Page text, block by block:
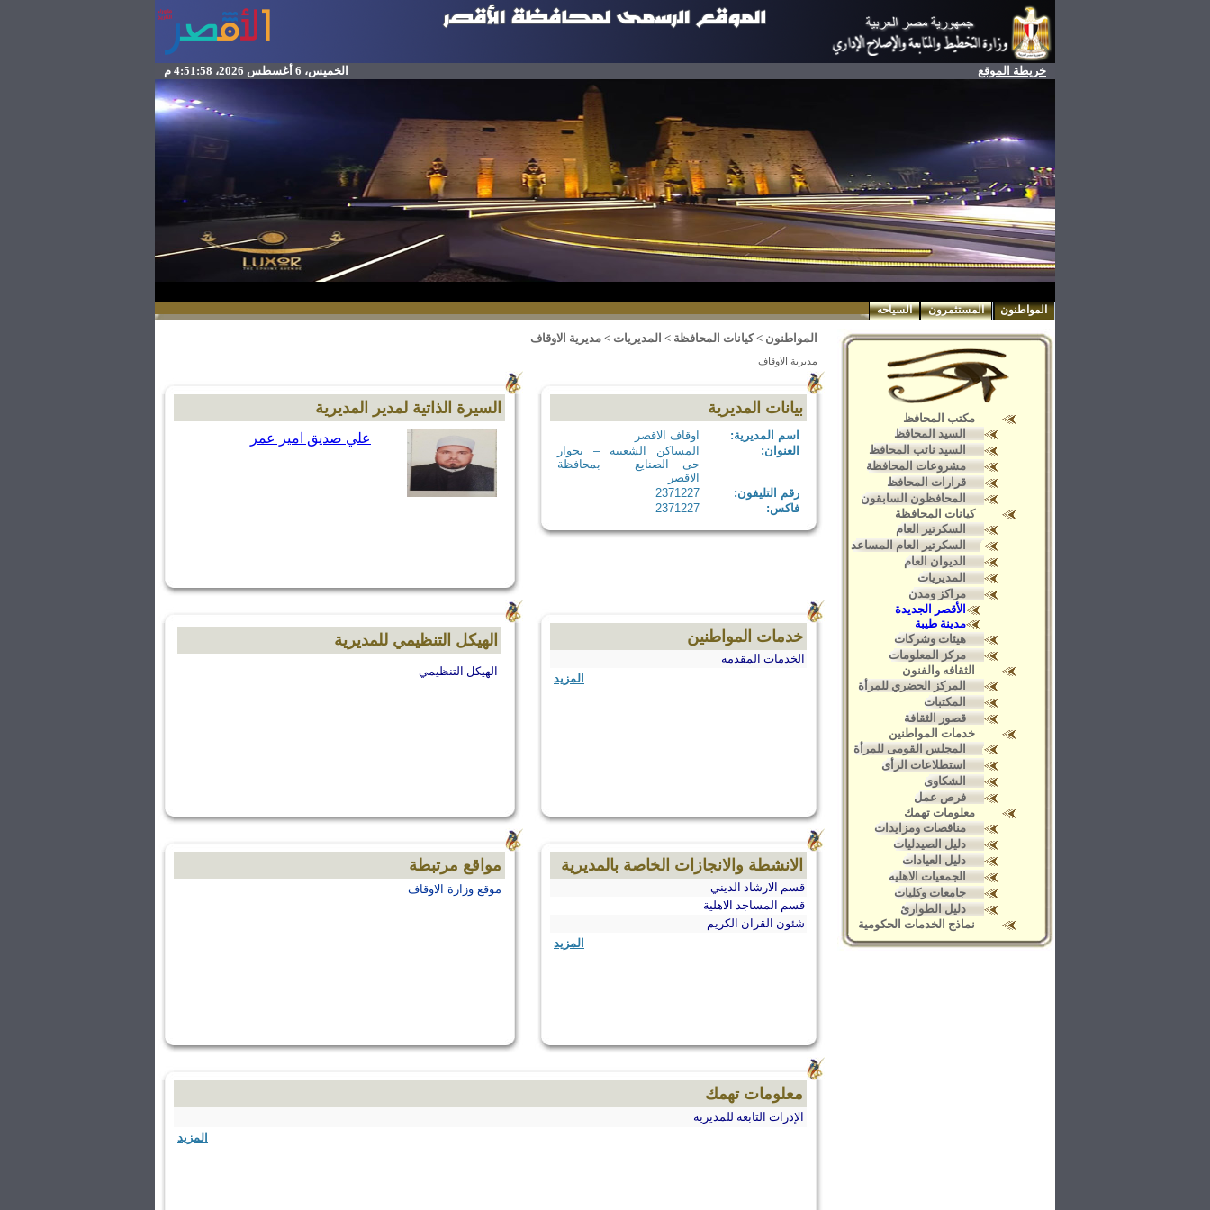
خريطة الموقع الخميس، 6 أغسطس 2026، 4:51:58 م
المواطنون المستثمرون السياحه
مكتب المحافظ
السيد المحافظ
السيد نائب المحافظ
مشروعات المحافظة
قرارات المحافظ
المحافظون السابقون
كيانات المحافظة
السكرتير العام
السكرتير العام المساعد
الديوان العام
المديريات
مراكز ومدن
الأقصر الجديدة
مدينة طيبة
هيئات وشركات
مركز المعلومات
الثقافه والفنون
المركز الحضري للمرأة
المكتبات
قصور الثقافة
خدمات المواطنين
المجلس القومى للمرأة
استطلاعات الرأى
الشكاوى
فرص عمل
معلومات تهمك
مناقصات ومزايدات
دليل الصيدليات
دليل العيادات
الجمعيات الاهليه
جامعات وكليات
دليل الطوارئ
نماذج الخدمات الحكومية
المواطنون >كيانات المحافظة > المديريات > مديرية الاوقاف
مديرية الاوقاف
بيانات المديرية
اسم المديرية:
اوقاف الاقصر
العنوان:
المساكن الشعبيه – بجوار
حى الصنايع – بمحافظة
الاقصر
رقم التليفون:
2371227
فاكس:
2371227
السيرة الذاتية لمدير المديرية
علي صديق امير عمر
خدمات المواطنين
الخدمات المقدمه
المزيد
الهيكل التنظيمي للمديرية
الهيكل التنظيمي
الانشطة والانجازات الخاصة بالمديرية
قسم الارشاد الديني
قسم المساجد الاهلية
شئون القران الكريم
المزيد
مواقع مرتبطة
موقع وزارة الاوقاف
معلومات تهمك
الإدرات التابعة للمديرية
المزيد